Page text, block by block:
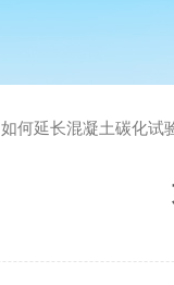
如何延长混凝土碳化试